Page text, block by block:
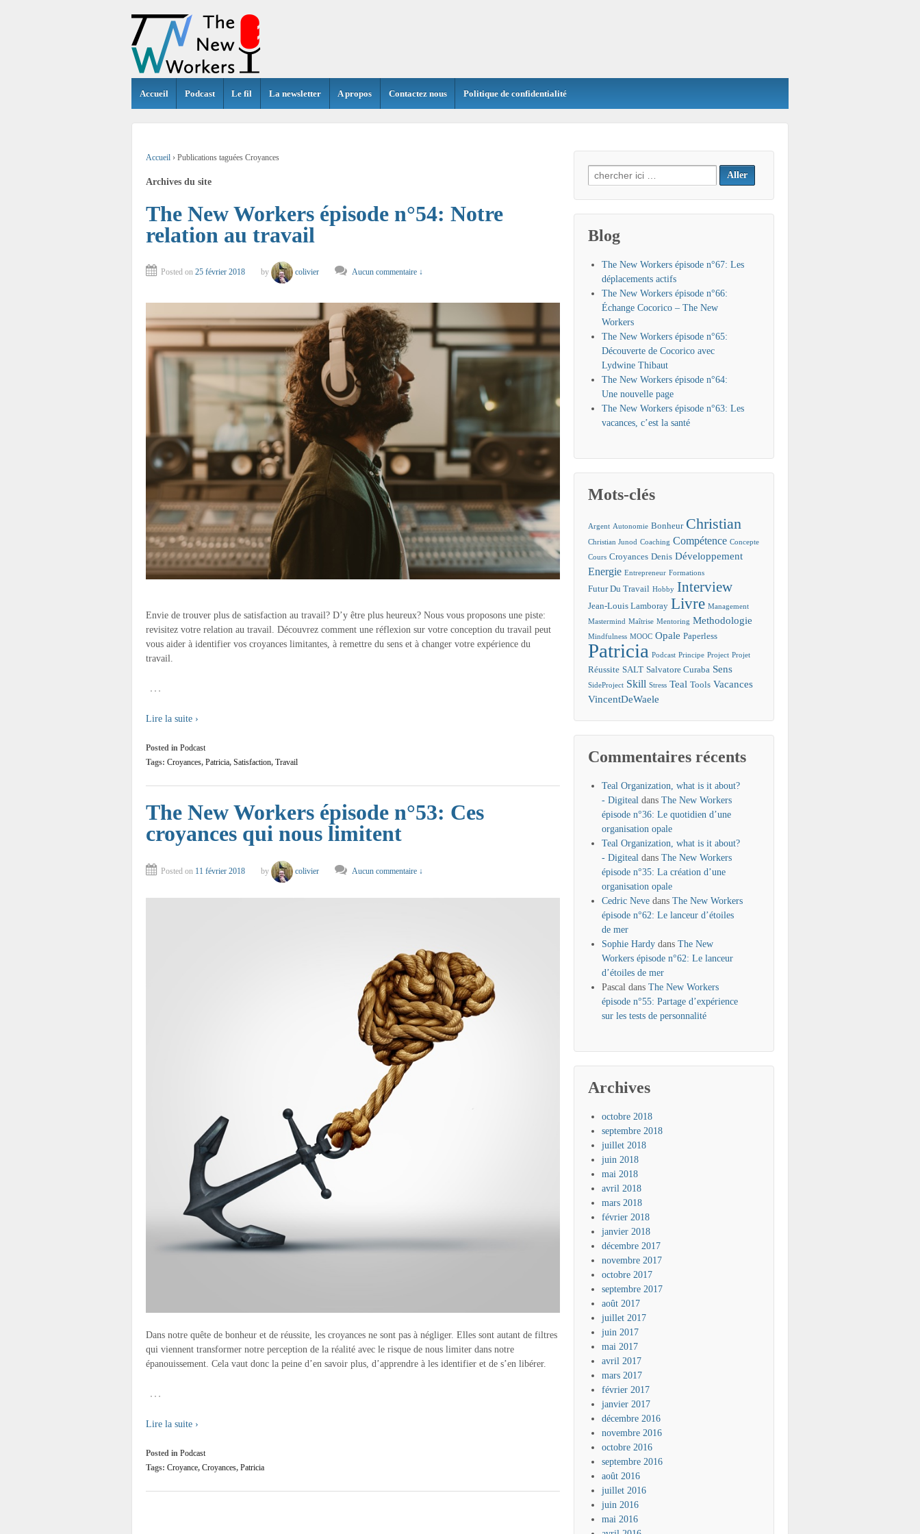
Accueil Podcast Le fil La newsletter A propos Contactez nous Politique de confidentialité
Accueil › Publications taguées Croyances
Archives du site
The New Workers épisode n°54: Notre
relation au travail
Posted on 25 février 2018 by colivier Aucun commentaire ↓
Envie de trouver plus de satisfaction au travail? D’y être plus heureux? Nous vous proposons une piste:
revisitez votre relation au travail. Découvrez comment une réflexion sur votre conception du travail peut
vous aider à identifier vos croyances limitantes, à remettre du sens et à changer votre expérience du
travail.
…
Lire la suite ›
Posted in Podcast
Tags: Croyances, Patricia, Satisfaction, Travail
The New Workers épisode n°53: Ces
croyances qui nous limitent
Posted on 11 février 2018 by colivier Aucun commentaire ↓
Dans notre quête de bonheur et de réussite, les croyances ne sont pas à négliger. Elles sont autant de filtres
qui viennent transformer notre perception de la réalité avec le risque de nous limiter dans notre
épanouissement. Cela vaut donc la peine d’en savoir plus, d’apprendre à les identifier et de s’en libérer.
…
Lire la suite ›
Posted in Podcast
Tags: Croyance, Croyances, Patricia
Search
for:
Blog
The New Workers épisode n°67: Les
déplacements actifs
The New Workers épisode n°66:
Échange Cocorico – The New
Workers
The New Workers épisode n°65:
Découverte de Cocorico avec
Lydwine Thibaut
The New Workers épisode n°64:
Une nouvelle page
The New Workers épisode n°63: Les
vacances, c’est la santé
Mots-clés
Argent Autonomie Bonheur Christian
Christian Junod Coaching Compétence Concepte
Cours Croyances Denis Développement
Energie Entrepreneur Formations
Futur Du Travail Hobby Interview
Jean-Louis Lamboray Livre Management
Mastermind Maîtrise Mentoring Methodologie
Mindfulness MOOC Opale Paperless
Patricia Podcast Principe Project Projet
Réussite SALT Salvatore Curaba Sens
SideProject Skill Stress Teal Tools Vacances
VincentDeWaele
Commentaires récents
Teal Organization, what is it about?
- Digiteal dansThe New Workers
épisode n°36: Le quotidien d’une
organisation opale
Teal Organization, what is it about?
- Digiteal dansThe New Workers
épisode n°35: La création d’une
organisation opale
Cedric Neve dansThe New Workers
épisode n°62: Le lanceur d’étoiles
de mer
Sophie Hardy dansThe New
Workers épisode n°62: Le lanceur
d’étoiles de mer
Pascal dansThe New Workers
épisode n°55: Partage d’expérience
sur les tests de personnalité
Archives
octobre 2018
septembre 2018
juillet 2018
juin 2018
mai 2018
avril 2018
mars 2018
février 2018
janvier 2018
décembre 2017
novembre 2017
octobre 2017
septembre 2017
août 2017
juillet 2017
juin 2017
mai 2017
avril 2017
mars 2017
février 2017
janvier 2017
décembre 2016
novembre 2016
octobre 2016
septembre 2016
août 2016
juillet 2016
juin 2016
mai 2016